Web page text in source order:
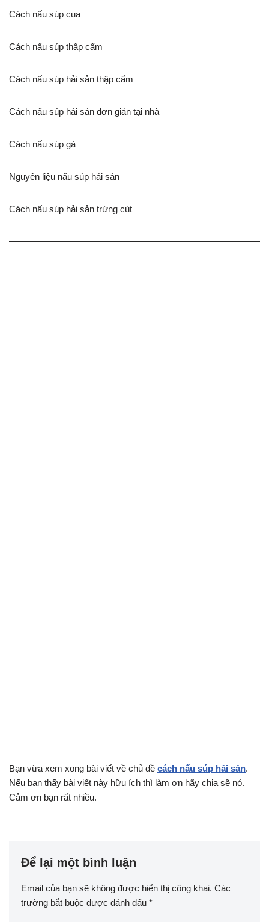
Cách nấu súp cua
Cách nấu súp thập cẩm
Cách nấu súp hải sản thập cẩm
Cách nấu súp hải sản đơn giản tại nhà
Cách nấu súp gà
Nguyên liệu nấu súp hải sản
Cách nấu súp hải sản trứng cút
Bạn vừa xem xong bài viết về chủ đề cách nấu súp hải sản.
Nếu bạn thấy bài viết này hữu ích thì làm ơn hãy chia sẽ nó.
Cảm ơn bạn rất nhiều.
Để lại một bình luận
Email của bạn sẽ không được hiển thị công khai. Các
trường bắt buộc được đánh dấu *